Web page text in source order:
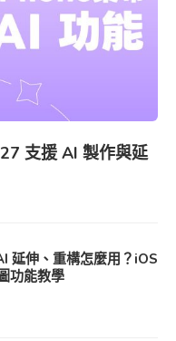
支援 AI 製作與延
延伸、重構怎麼用？iOS
功能教學